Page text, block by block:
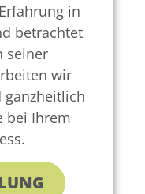
in
betrachtet
seiner
wir
bei Ihrem